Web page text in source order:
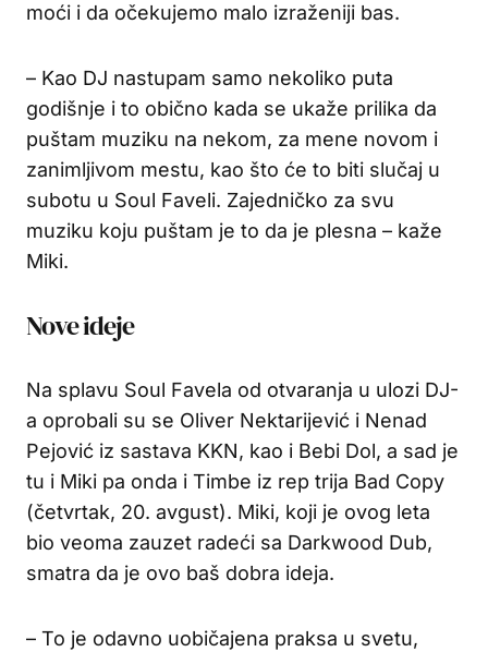
moći i da očekujemo malo izraženiji bas.
– Kao DJ nastupam samo nekoliko puta
godišnje i to obično kada se ukaže prilika da
puštam muziku na nekom, za mene novom i
zanimljivom mestu, kao što će to biti slučaj u
subotu u Soul Faveli. Zajedničko za svu
muziku koju puštam je to da je plesna – kaže
Miki.
Nove ideje
Na splavu Soul Favela od otvaranja u ulozi DJ-
a oprobali su se Oliver Nektarijević i Nenad
Pejović iz sastava KKN, kao i Bebi Dol, a sad je
tu i Miki pa onda i Timbe iz rep trija Bad Copy
(četvrtak, 20. avgust). Miki, koji je ovog leta
bio veoma zauzet radeći sa Darkwood Dub,
smatra da je ovo baš dobra ideja.
– To je odavno uobičajena praksa u svetu,